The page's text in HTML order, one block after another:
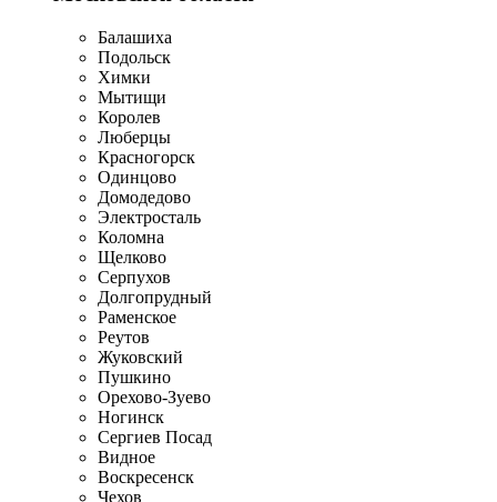
Балашиха
Подольск
Химки
Мытищи
Королев
Люберцы
Красногорск
Одинцово
Домодедово
Электросталь
Коломна
Щелково
Серпухов
Долгопрудный
Раменское
Реутов
Жуковский
Пушкино
Орехово-Зуево
Ногинск
Сергиев Посад
Видное
Воскресенск
Чехов